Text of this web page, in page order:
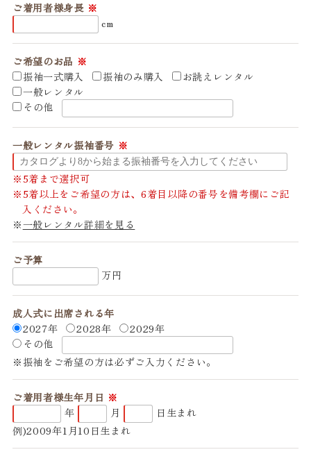
ご着用者様身長
cm
ご希望のお品
振袖一式購入
振袖のみ購入
お誂えレンタル
一般レンタル
その他
一般レンタル振袖番号
5着まで選択可
5着以上をご希望の方は、6着目以降の番号を備考欄にご記
入ください。
一般レンタル詳細を見る
ご予算
万円
成人式に出席される年
2027年
2028年
2029年
その他
振袖をご希望の方は必ずご入力ください。
ご着用者様生年月日
年
月
日生まれ
例)2009年1月10日生まれ